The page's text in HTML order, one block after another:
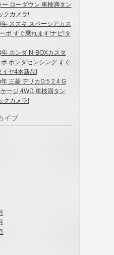
ー ローダウン 車検満タン
クカメラ!
スズキ スペーシアカス
ボ すぐ乗れます!ナビ!タ
ホンダ N-BOXカスタ
ホンダセンシング すぐ
イヤ4本新品!
三菱 デリカD:5 2.4 G
ージ 4WD 車検満タン
クカメラ!
イブ